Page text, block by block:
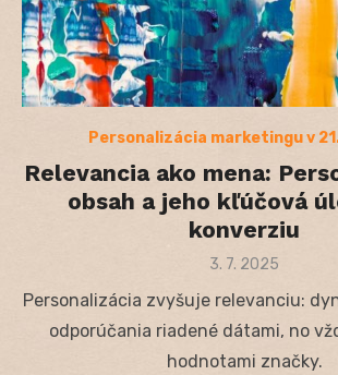
Personalizácia marketingu v
Relevancia ako mena:
obsah a jeho kľúčová
konverziu
Posted
3. 7. 2025
Personalizácia zvyšuje relevanciu:
odporúčania riadené dátami, no
hodnotami značky.